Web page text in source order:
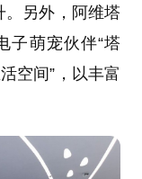
另外，阿维塔
子萌宠伙伴“塔
空间”，以丰富